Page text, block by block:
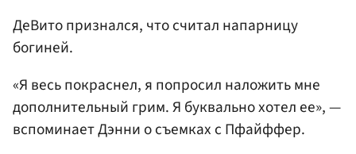
ДеВито признался, что считал напарницу
богиней.
«Я весь покраснел, я попросил наложить мне
дополнительный грим. Я буквально хотел ее», —
вспоминает Дэнни о съемках с Пфайффер.